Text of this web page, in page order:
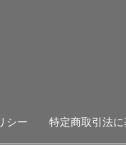
シー 特定商取引法